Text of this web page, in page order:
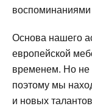
Основа нашего
европейской
временем. Но не
поэтому мы
и новых